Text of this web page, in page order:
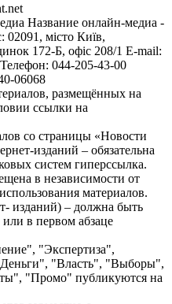
Название онлайн-медиа -
02091, місто Київ,
172-Б, офіс 208/1 E-mail:
Телефон: 044-205-43-00
06068
размещённых на
ссылки на
со страницы «Новости
изданий – обязательна
систем гиперссылка.
в независимости от
материалов.
изданий) – должна быть
в первом абзаце
"Экспертиза",
"Власть", "Выборы",
"Промо" публикуются на